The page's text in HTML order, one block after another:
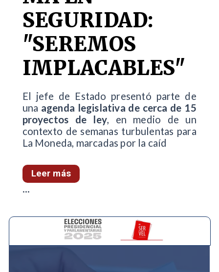
SEGURIDAD:
"SEREMOS
IMPLACABLES"
El jefe de Estado presentó parte de
una agenda legislativa de cerca de 15
proyectos de ley, en medio de un
contexto de semanas turbulentas para
La Moneda, marcadas por la caíd
Leer más
...